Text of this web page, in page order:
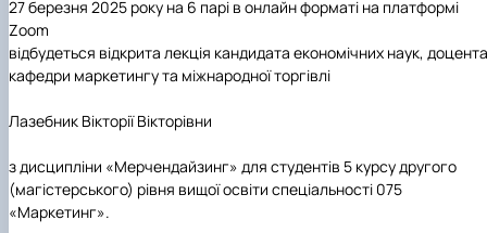
27 березня 2025 року на 6 парі в онлайн форматі на платформі
Zoom
відбудеться відкрита лекція кандидата економічних наук, доцента
кафедри маркетингу та міжнародної торгівлі
Лазебник Вікторії Вікторівни
з дисципліни «Мерчендайзинг» для студентів 5 курсу другого
(магістерського) рівня вищої освіти спеціальності 075
«Маркетинг».